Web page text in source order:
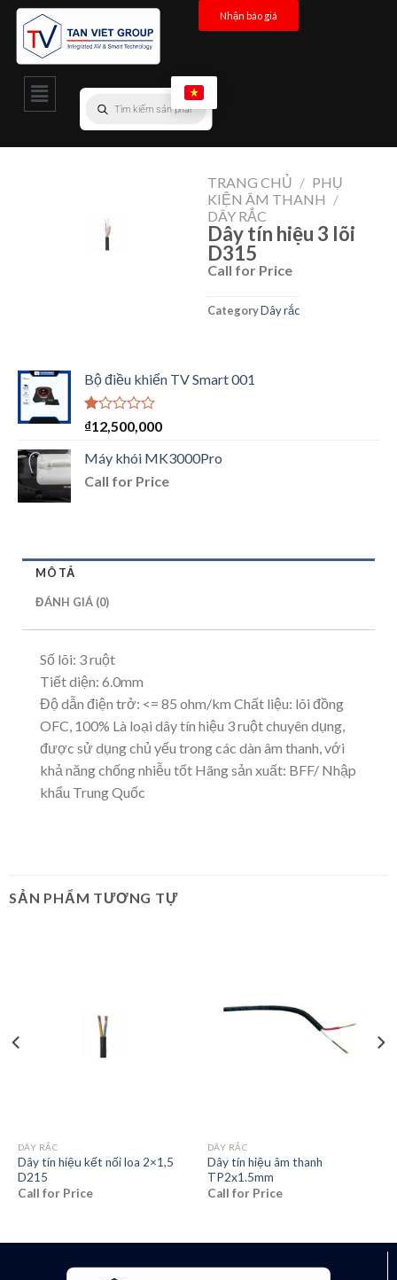
Nhận báo giá
TRANG CHỦ / PHỤ
KIỆN ÂM THANH /
DÂY RẮC
Dây tín hiệu 3 lõi
D315
Call for Price
CategoryDây rắc
Bộ điều khiển TV Smart 001
Được
hạng
1.00
5
₫12,500,000
Máy khói MK3000Pro
Call for Price
MÔ TẢ
ĐÁNH GIÁ (0)
Số lõi: 3 ruột
Tiết diện: 6.0mm
Độ dẫn điện trở: <= 85 ohm/km Chất liệu: lõi đồng
OFC, 100% Là loại dây tín hiệu 3 ruột chuyên dụng,
được sử dụng chủ yếu trong các dàn âm thanh, với
khả năng chống nhiễu tốt Hãng sản xuất: BFF/ Nhập
khẩu Trung Quốc
SẢN PHẨM TƯƠNG TỰ
DÂY RẮC
Dây tín hiệu kết nối loa 2×1,5
D215
Call for Price
DÂY RẮC
Dây tín hiệu âm thanh
TP2x1.5mm
Call for Price